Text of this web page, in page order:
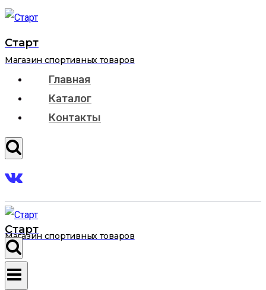
Перейти
содержимому
Старт
Магазин спортивных товаров
Главная
Каталог
Контакты
Старт
Магазин спортивных товаров